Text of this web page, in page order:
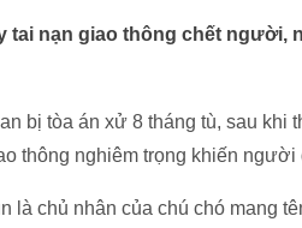
tai nạn giao thông chết người,
bị tòa án xử 8 tháng tù, sau khi
thông nghiêm trọng khiến
chủ nhân của chú chó mang